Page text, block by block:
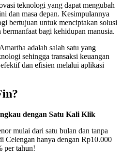
teknologi yang dapat mengubah
dan masa depan. Kesimpulannya
bertujuan untuk menciptakan solusi
bagi kehidupan manusia.
adalah salah satu yang
sehingga transaksi keuangan
dan efisien melalui aplikasi
dengan Satu Kali Klik
mulai dari satu bulan dan tanpa
Celengan hanya dengan Rp10.000
per tahun!